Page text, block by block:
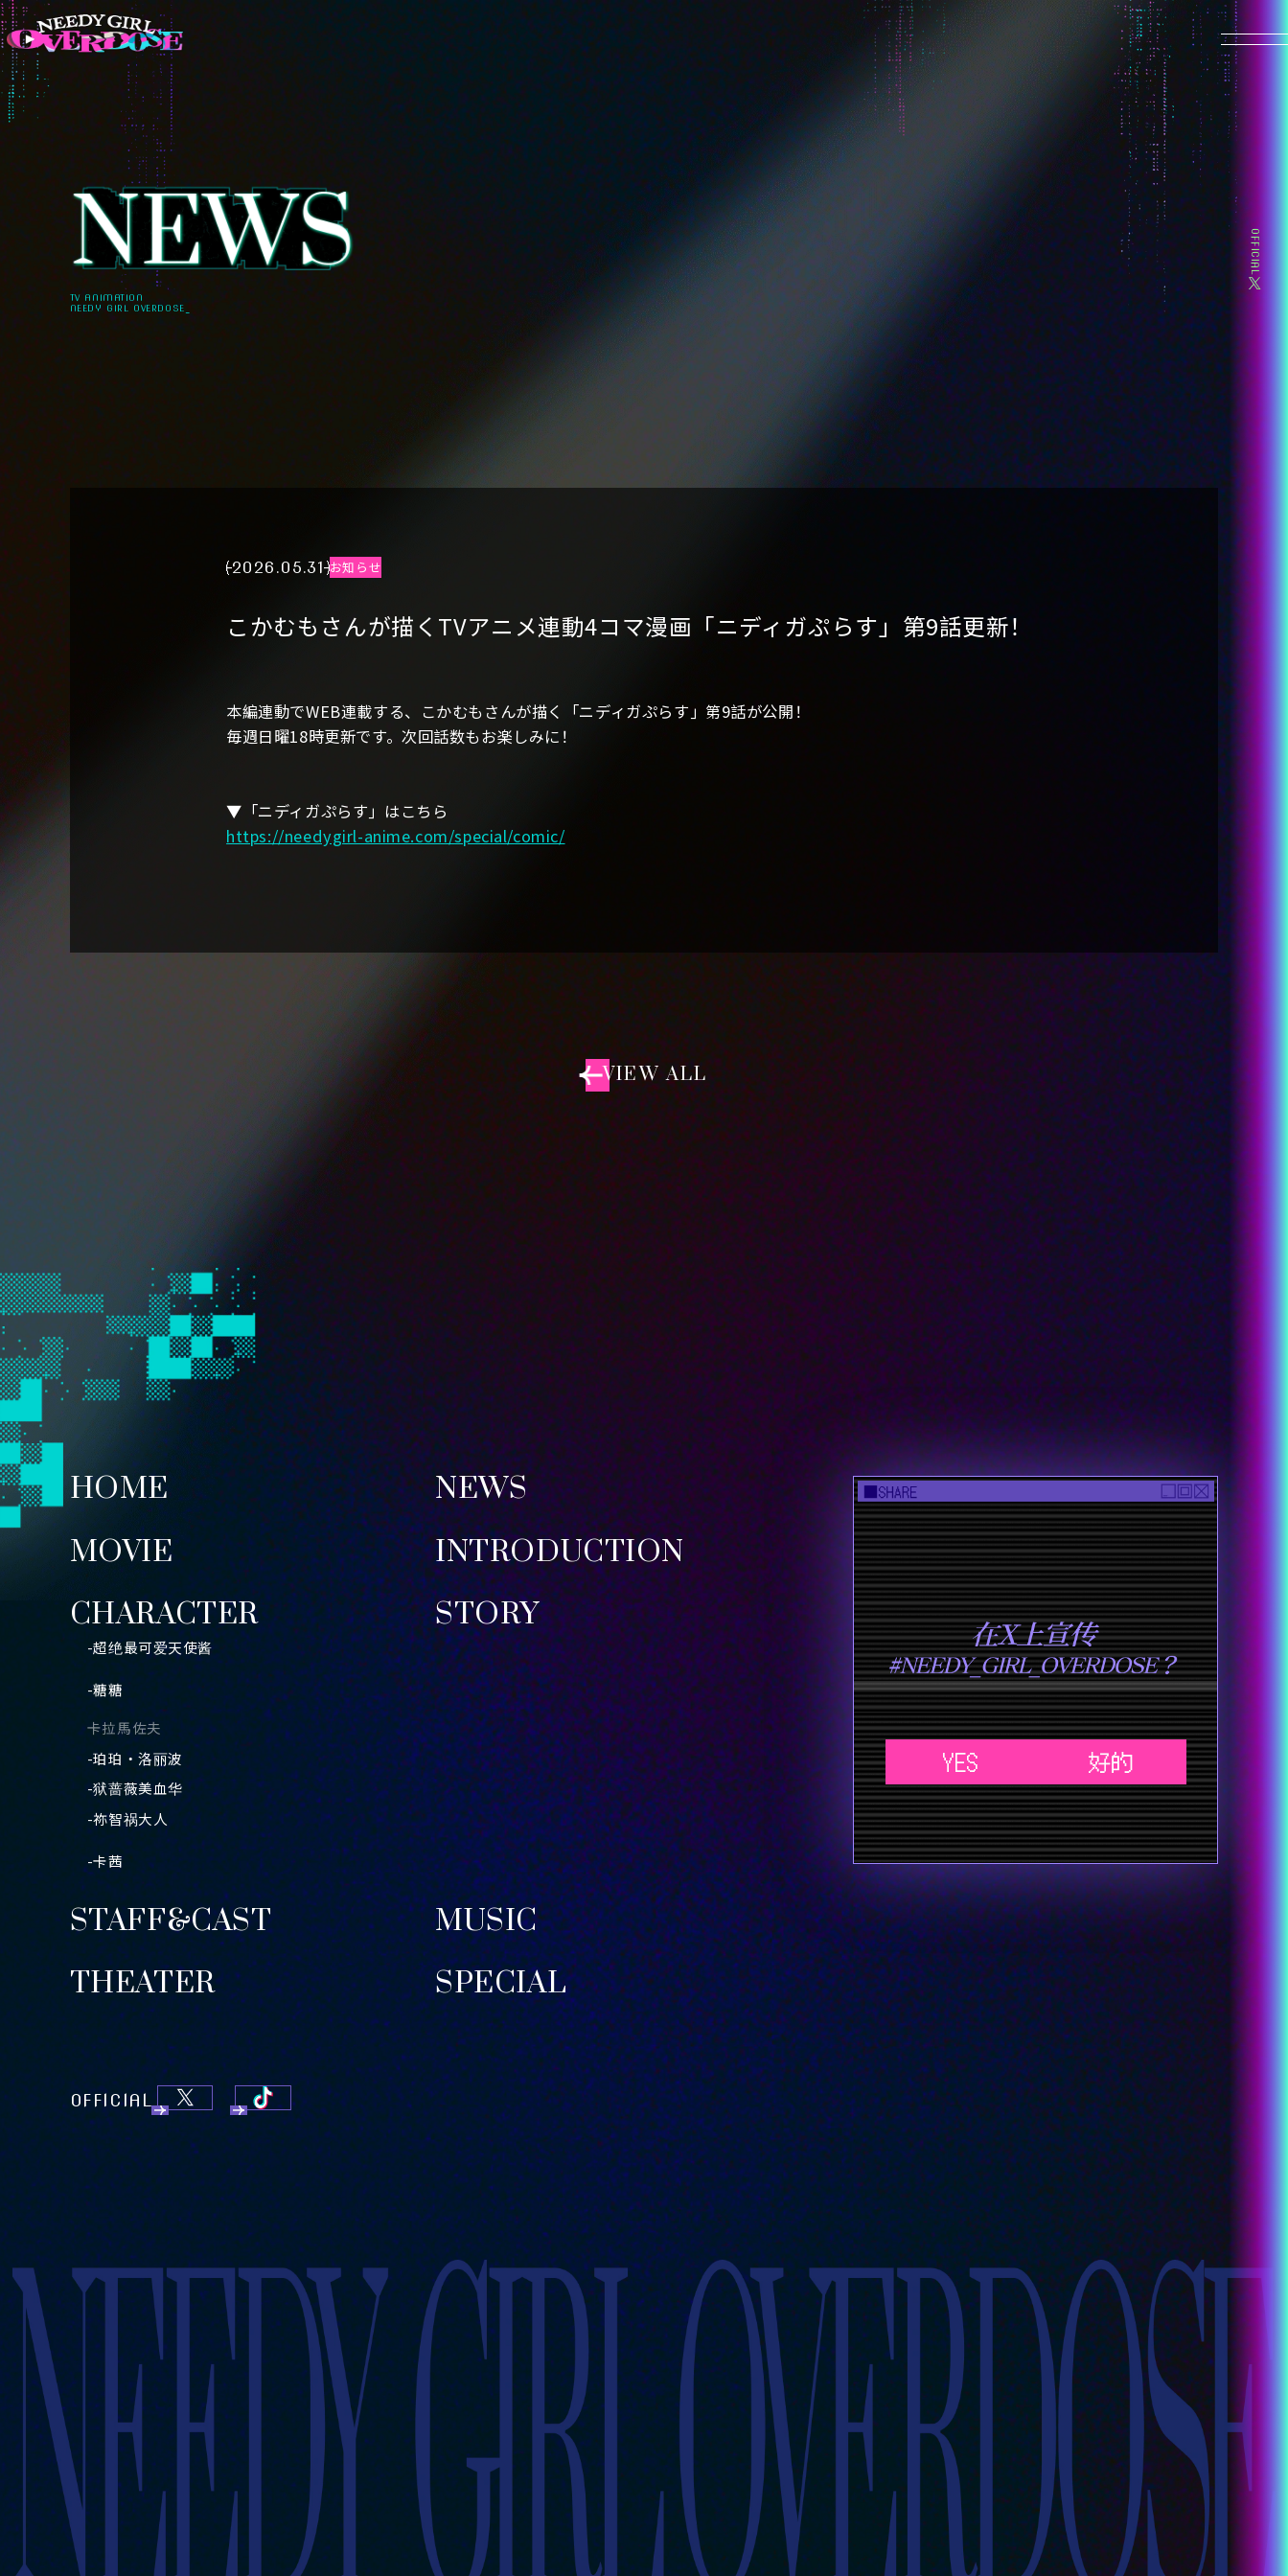
OFFICIAL
HOME
NEWS
MOVIE
INTRODUCTION
CHARACTER
-超绝最可爱天使酱
-糖糖
卡拉馬佐夫
-珀珀・洛丽波
STORY
LANGUAGE
TV ANIMATION
NEEDY GIRL OVERDOSE_
2026.05.31 お知らせ
こかむもさんが描くTVアニメ連動4コマ漫画「ニディガぷらす」第9話更新！
本編連動でWEB連載する、こかむもさんが描く「ニディガぷらす」第9話が公開！
毎週日曜18時更新です。次回話数もお楽しみに！
▼「ニディガぷらす」はこちら
https://needygirl-anime.com/special/comic/
VIEW ALL
HOME
NEWS
MOVIE
INTRODUCTION
CHARACTER
-超绝最可爱天使酱
-糖糖
卡拉馬佐夫
-珀珀・洛丽波
-狱蔷薇美血华
-祢智祸大人
-卡茜
STORY
STAFF&CAST
MUSIC
THEATER
SPECIAL
OFFICIAL
YES 好的